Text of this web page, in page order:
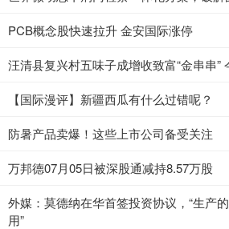
PCB概念股快速拉升 金安国际涨停
汪清县复兴村五味子成增收致富“金串串”
【国际漫评】新疆西瓜有什么过错呢？
防暑产品卖爆！这些上市公司备受关注
万邦德07月05日被深股通减持8.57万股
外媒：莫德纳在华首签投资协议，“生产
用”